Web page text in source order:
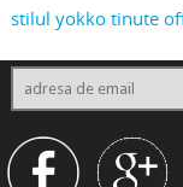
stilul yokko tinute